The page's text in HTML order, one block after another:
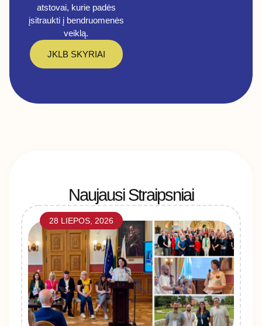
atstovai, kurie padės
įsitraukti į bendruomenės
veiklą.
JKLB SKYRIAI
Naujausi Straipsniai
28 LIEPOS, 2026